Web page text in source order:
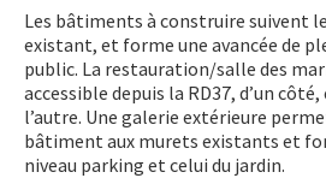
Les bâtiments à construire suivent
existant, et forme une avancée de
public. La restauration/salle des
accessible depuis la RD37, d’un
l’autre. Une galerie extérieure
bâtiment aux murets existants et
niveau parking et celui du jardin.